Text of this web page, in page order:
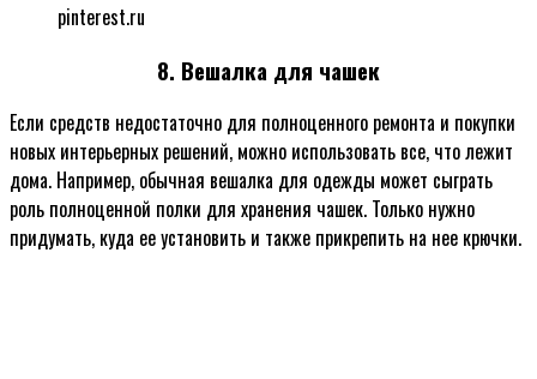
pinterest.ru
8. Вешалка для чашек
Если средств недостаточно для полноценного ремонта и покупки
новых интерьерных решений, можно использовать все, что лежит
дома. Например, обычная вешалка для одежды может сыграть
роль полноценной полки для хранения чашек. Только нужно
придумать, куда ее установить и также прикрепить на нее крючки.